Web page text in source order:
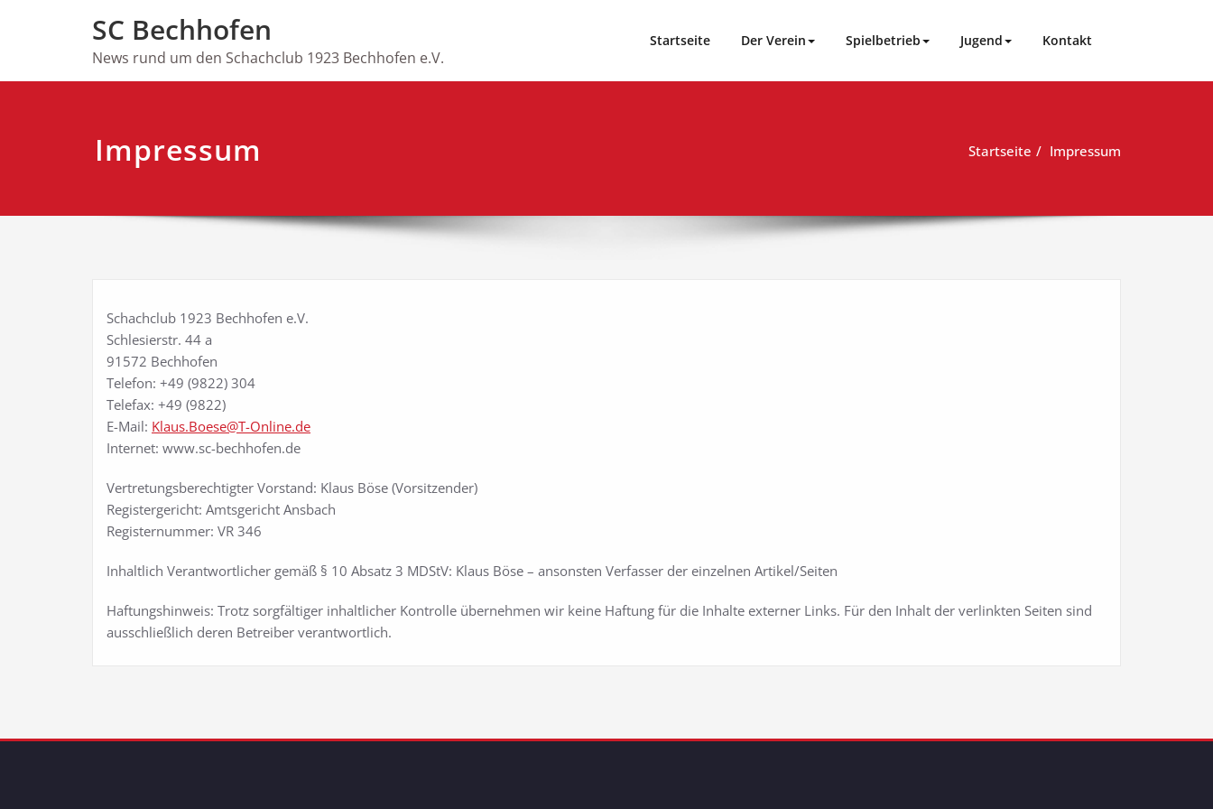
SC Bechhofen
News rund um den Schachclub 1923 Bechhofen e.V.
Startseite Der Verein Spielbetrieb Jugend Kontakt
Impressum Startseite Impressum
Schachclub 1923 Bechhofen e.V.
Schlesierstr. 44 a
91572 Bechhofen
Telefon: +49 (9822) 304
Telefax: +49 (9822)
E-Mail: Klaus.Boese@T-Online.de
Internet: www.sc-bechhofen.de
Vertretungsberechtigter Vorstand: Klaus Böse (Vorsitzender)
Registergericht: Amtsgericht Ansbach
Registernummer: VR 346
Inhaltlich Verantwortlicher gemäß § 10 Absatz 3 MDStV: Klaus Böse – ansonsten Verfasser der einzelnen Artikel/Seiten
Haftungshinweis: Trotz sorgfältiger inhaltlicher Kontrolle übernehmen wir keine Haftung für die Inhalte externer Links. Für den Inhalt der verlinkten Seiten sind
ausschließlich deren Betreiber verantwortlich.